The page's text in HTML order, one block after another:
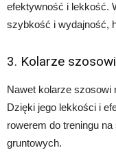
efektywność i lekkość.
szybkość i wydajność,
3. Kolarze szosowi
Nawet kolarze szosowi
Dzięki jego lekkości i
rowerem do treningu
gruntowych.